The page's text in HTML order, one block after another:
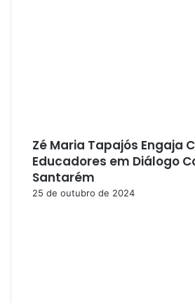
Zé Maria Tapajós Engaja
Educadores em Diálogo
Santarém
25 de outubro de 2024